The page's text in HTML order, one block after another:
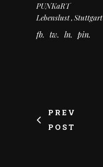
PUNKaRT
Lebenslust Stuttgart
fb tw ln pin
PREV
POST